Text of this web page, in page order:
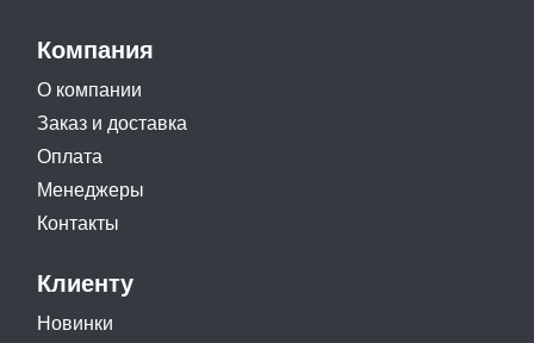
Компания
О компании
Заказ и доставка
Оплата
Менеджеры
Контакты
Клиенту
Новинки